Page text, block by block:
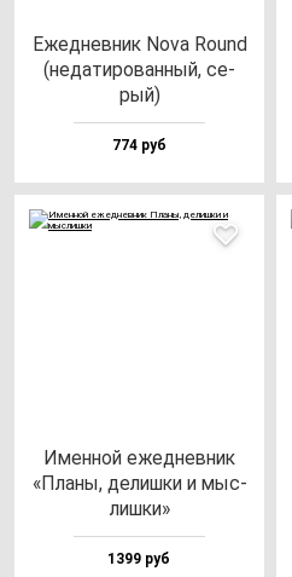
Ежед­нев­ник Nova Round
(не­да­ти­ро­ван­ный, се­
рый)
774 руб
Имен­ной ежед­нев­ник
«Пла­ны, де­лиш­ки и мыс­
лиш­ки»
1399 руб